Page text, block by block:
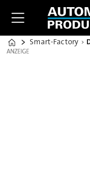
Home
Smart-Factory
ANZEIGE
ANZEIGE